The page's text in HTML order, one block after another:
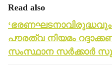
Read also
‘ഭരണഘടനാവിരുദ്ധവും
പൗരത്വ നിയമം
സംസ്ഥാന സര്‍ക്കാര്‍